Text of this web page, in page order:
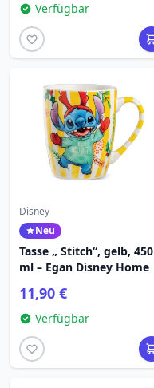
Verfügbar
Disney
Neu
Tasse „ Stitch“, gelb, 450
ml – Egan Disney Home
11,90 €
Verfügbar